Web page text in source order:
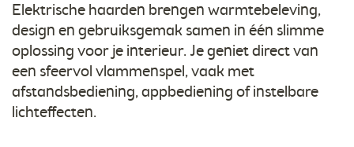
Elektrische haarden brengen warmtebeleving,
design en gebruiksgemak samen in één slimme
oplossing voor je interieur. Je geniet direct van
een sfeervol vlammenspel, vaak met
afstandsbediening, appbediening of instelbare
lichteffecten.